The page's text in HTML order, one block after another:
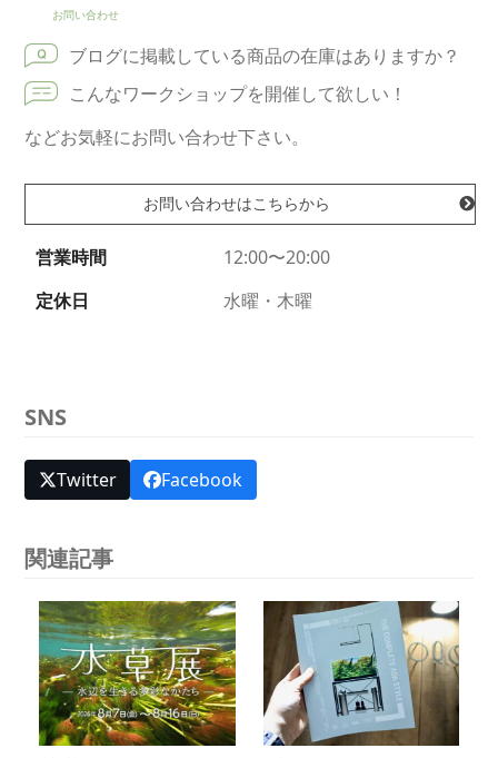
お問い合わせ
ブログに掲載している商品の在庫はありますか？
こんなワークショップを開催して欲しい！
などお気軽にお問い合わせ下さい。
お問い合わせはこちらから
営業時間
12:00〜20:00
定休日
水曜・木曜
SNS
Twitter Facebook
関連記事